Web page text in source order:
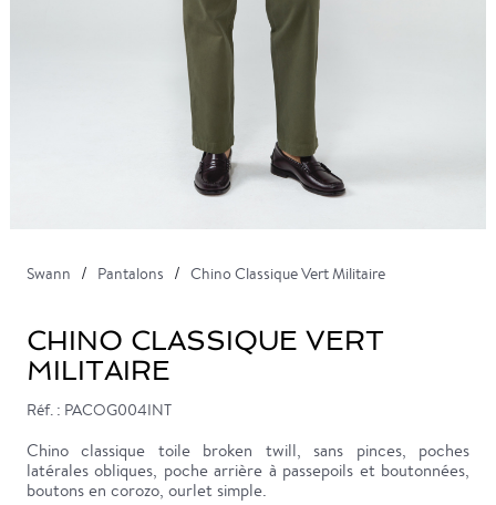
Swann Pantalons Chino Classique Vert Militaire
CHINO CLASSIQUE VERT
MILITAIRE
Réf. : PACOG004INT
Chino classique toile broken twill, sans pinces, poches
latérales obliques, poche arrière à passepoils et boutonnées,
boutons en corozo, ourlet simple.